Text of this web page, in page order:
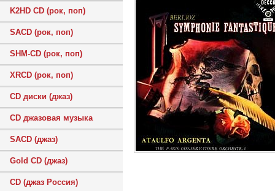
K2HD CD (рок, поп)
SACD (рок, поп)
SHM-CD (рок, поп)
XRCD (рок, поп)
CD диски (джаз)
CD джазовая музыка
SACD (джаз)
Gold CD (джаз)
CD (джаз Россия)